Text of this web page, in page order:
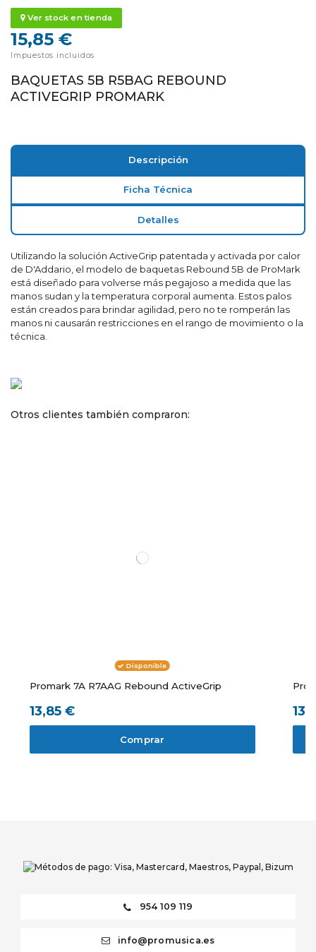
Ver stock en tienda
15,85 €
Impuestos incluidos
BAQUETAS 5B R5BAG REBOUND
ACTIVEGRIP PROMARK
Descripción
Ficha Técnica
Detalles
Utilizando la solución ActiveGrip patentada y activada por calor
de D'Addario, el modelo de baquetas Rebound 5B de ProMark
está diseñado para volverse más pegajoso a medida que las
manos sudan y la temperatura corporal aumenta. Estos palos
están creados para brindar agilidad, pero no te romperán las
manos ni causarán restricciones en el rango de movimiento o la
técnica.
Otros clientes también compraron:
Disponible
Promark 7A R7AAG Rebound ActiveGrip
13,85 €
Comprar
954 109 119
info@promusica.es